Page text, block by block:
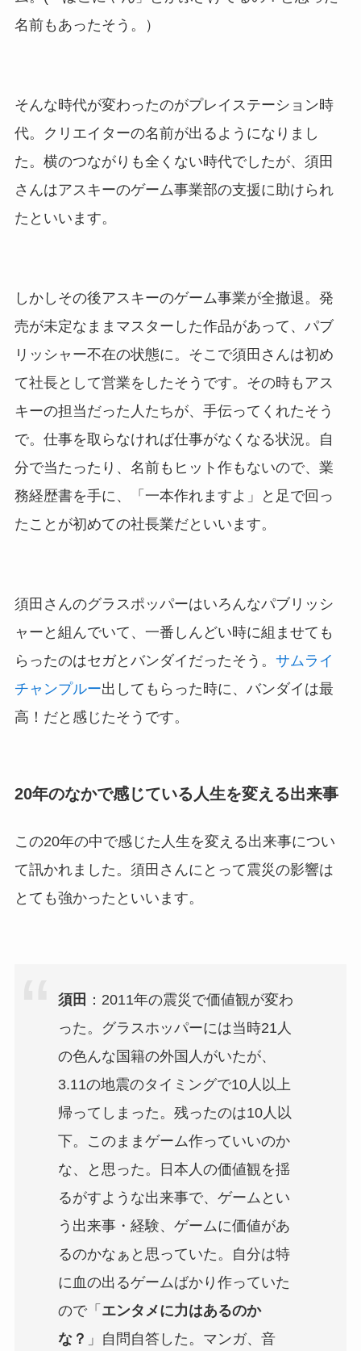
名前もあったそう。）
そんな時代が変わったのがプレイステーション時
代。クリエイターの名前が出るようになりまし
た。横のつながりも全くない時代でしたが、須田
さんはアスキーのゲーム事業部の支援に助けられ
たといいます。
しかしその後アスキーのゲーム事業が全撤退。発
売が未定なままマスターした作品があって、パブ
リッシャー不在の状態に。そこで須田さんは初め
て社長として営業をしたそうです。その時もアス
キーの担当だった人たちが、手伝ってくれたそう
で。仕事を取らなければ仕事がなくなる状況。自
分で当たったり、名前もヒット作もないので、業
務経歴書を手に、「一本作れますよ」と足で回っ
たことが初めての社長業だといいます。
須田さんのグラスポッパーはいろんなパブリッシ
ャーと組んでいて、一番しんどい時に組ませても
らったのはセガとバンダイだったそう。 サムライ
チャンプルー出してもらった時に、バンダイは最
高！だと感じたそうです。
20年のなかで感じている人生を変える出来事
この20年の中で感じた人生を変える出来事につい
て訊かれました。須田さんにとって震災の影響は
とても強かったといいます。
須田 ：2011年の震災で価値観が変わ
った。グラスホッパーには当時21人
の色んな国籍の外国人がいたが、
3.11の地震のタイミングで10人以上
帰ってしまった。残ったのは10人以
下。このままゲーム作っていいのか
な、と思った。日本人の価値観を揺
るがすような出来事で、ゲームとい
う出来事・経験、ゲームに価値があ
るのかなぁと思っていた。自分は特
に血の出るゲームばかり作っていた
ので「 エンタメに力はあるのか
な？ 」自問自答した。マンガ、音